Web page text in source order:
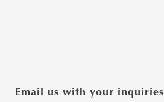
Email us with your inquiries